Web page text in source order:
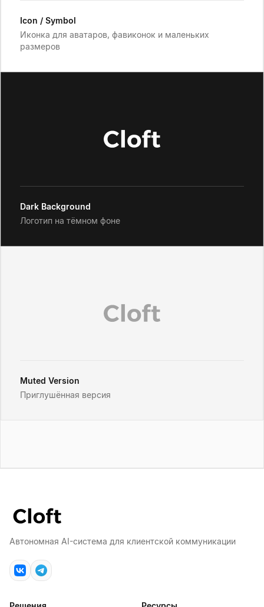
Icon / Symbol
Иконка для аватаров, фавиконок и маленьких
размеров
Dark Background
Логотип на тёмном фоне
Muted Version
Приглушённая версия
Автономная AI-система для клиентской коммуникации